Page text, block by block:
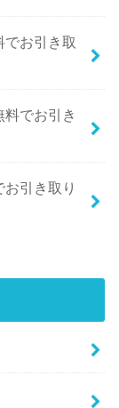
お引き取
でお引き
引き取り